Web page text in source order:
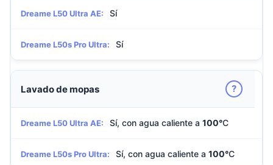
Dreame L50 Ultra AE: Sí
Dreame L50s Pro Ultra: Sí
Lavado de mopas ?
Dreame L50 Ultra AE: Sí, con agua caliente a 100°C
Dreame L50s Pro Ultra: Sí, con agua caliente a 100°C